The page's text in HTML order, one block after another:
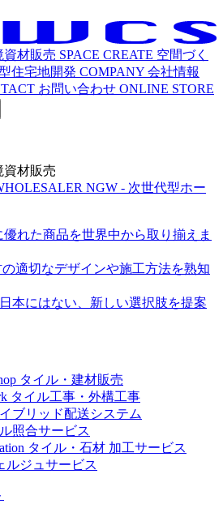
資材販売 SPACE CREATE 空間づく
住宅地開発 COMPANY 会社情報
お問い合わせ ONLINE STORE
資材販売
NGW - 次世代型ホー
優れた商品を世界中から取り揃えま
適切なデザインや施工方法を熟知
本にはない、新しい選択肢を提案
タイル・建材販売
タイル工事・外構工事
ブリッド配送システム
照合サービス
タイル・石材 加工サービス
ルジュサービス